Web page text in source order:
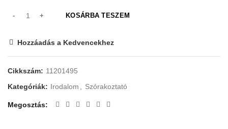
KOSÁRBA TESZEM
Hozzáadás a Kedvencekhez
Cikkszám: 11201495
Kategóriák: Irodalom , Szórakoztató
Megosztás